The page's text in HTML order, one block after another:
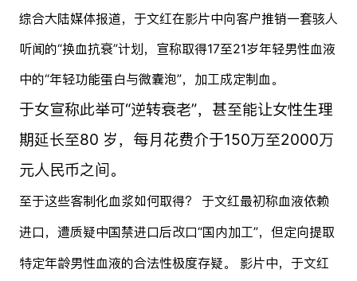
综合大陆媒体报道，于文红在影片中向客户推销一套骇人
听闻的“换血抗衰”计划，宣称取得17至21岁年轻男性血液
中的“年轻功能蛋白与微囊泡”，加工成定制血。
于女宣称此举可“逆转衰老”，甚至能让女性生理
期延长至80 岁，每月花费介于150万至2000万
元人民币之间。
至于这些客制化血浆如何取得？ 于文红最初称血液依赖
进口，遭质疑中国禁进口后改口“国内加工”，但定向提取
特定年龄男性血液的合法性极度存疑。 影片中，于文红